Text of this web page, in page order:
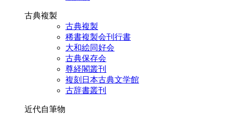
古典複製
古典複製
稀書複製会刊行書
大和絵同好会
古典保存会
尊経閣叢刊
複刻日本古典文学館
古辞書叢刊
近代自筆物